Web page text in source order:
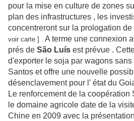
pour la mise en culture de zones
plan des infrastructures , les
concentreront sur la prologation de
voir carte ] . A terme une connexion
prés de São Luís est prévue .
d'exporter le soja par wagons
Santos et offre une nouvelle
désenclavement pour l' état du
Le renforcement de la
le domaine agricole date de la
Chine en 2009 avec la